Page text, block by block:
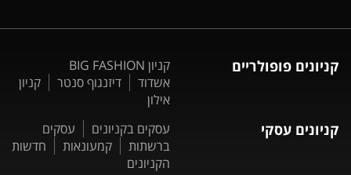
קניונים פופולריים
קניון BIG FASHION
אשדוד
דיזנגוף סנטר
קניון
אילון
קניונים עסקי עסקים בקניונים
עסקים
ברשתות
קמעונאות
חדשות
הקניונים